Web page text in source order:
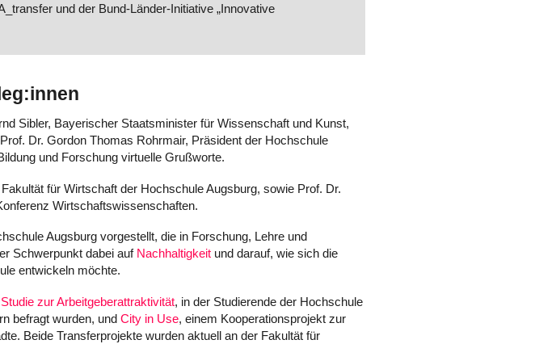
und der Bund-Länder-Initiative „Innovative
Sibler, Bayerischer Staatsminister für Wissenschaft und Kunst,
Dr. Gordon Thomas Rohrmair, Präsident der Hochschule
und Forschung virtuelle Grußworte.
für Wirtschaft der Hochschule Augsburg, sowie Prof. Dr.
Wirtschaftswissenschaften.
Augsburg vorgestellt, die in Forschung, Lehre und
Schwerpunkt dabei auf Nachhaltigkeit und darauf, wie sich die
entwickeln möchte.
Studie zur Arbeitgeberattraktivität, in der Studierende der Hochschule
befragt wurden, undCity in Use, einem Kooperationsprojekt zur
Beide Transferprojekte wurden aktuell an der Fakultät für